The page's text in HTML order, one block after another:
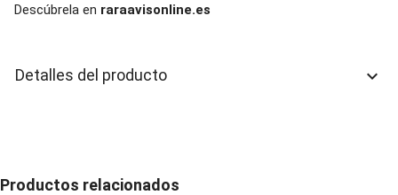
Descúbrela en raraavisonline.es
Detalles del producto keyboard_arrow_down
Productos relacionados